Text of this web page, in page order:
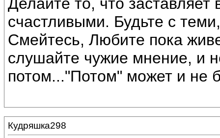
Делайте то, что заставляет
счастливыми. Будьте с
Смейтесь, Любите пока
слушайте чужие мнение, и
потом..."Потом" может и не
Кудряшка298